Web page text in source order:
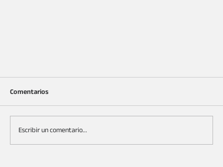
Comentarios
Escribir un comentario...